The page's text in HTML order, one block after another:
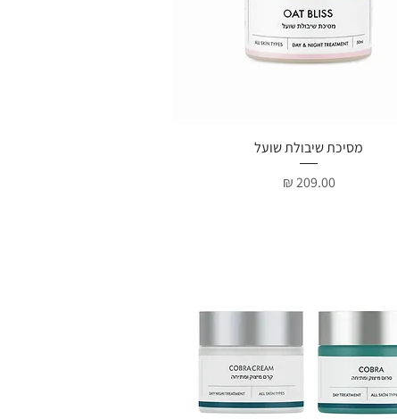
תצוגה מהירה
מסיכת שיבולת שועל
מחיר‏209.00 ‏₪